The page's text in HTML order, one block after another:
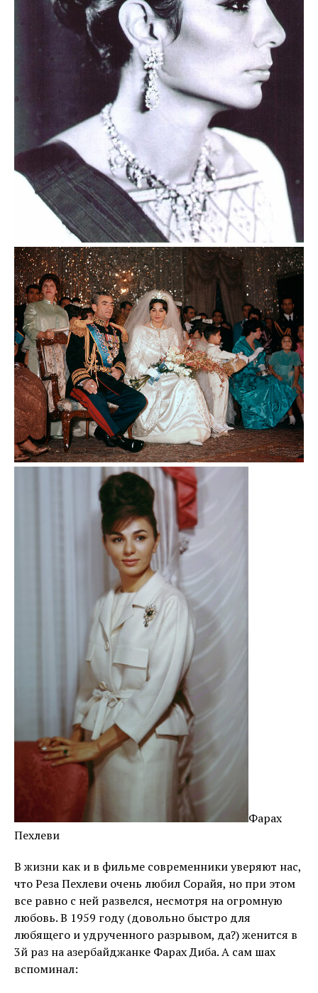
Фарах
Пехлеви
В жизни как и в фильме современники уверяют нас,
что Реза Пехлеви очень любил Сорайя, но при этом
все равно с ней развелся, несмотря на огромную
любовь. В 1959 году (довольно быстро для
любящего и удрученного разрывом, да?) женится в
3й раз на азербайджанке Фарах Диба. А сам шах
вспоминал: